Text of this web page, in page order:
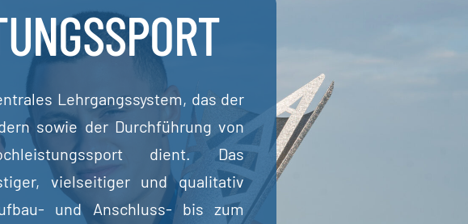
Lehrgangssystem, das der
sowie der Durchführung von
dient. Das
vielseitiger und qualitativ
und Anschluss- bis zum